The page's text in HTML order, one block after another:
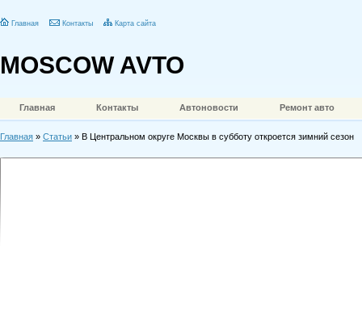
Главная Контакты Карта сайта
MOSCOW AVTO
Главная Контакты Автоновости Ремонт авто
Главная » Статьи » В Центральном округе Москвы в субботу откроется зимний сезон